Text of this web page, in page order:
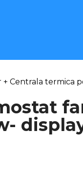
Centrala termica